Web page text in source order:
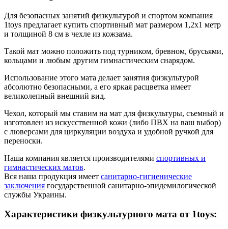
Для безопасных занятий физкультурой и спортом компания
1toys предлагает купить спортивный мат размером 1,2х1 метр
и толщиной 8 см в чехле из кожзама.
Такой мат можно положить под турником, бревном, брусьями,
кольцами и любым другим гимнастическим снарядом.
Использование этого мата делает занятия физкультурой
абсолютно безопасными, а его яркая расцветка имеет
великолепный внешний вид.
Чехол, который мы ставим на мат для физкультуры, съемный и
изготовлен из искусственной кожи (либо ПВХ на ваш выбор)
с люверсами для циркуляции воздуха и удобной ручкой для
переноски.
Наша компания является производителями спортивных и
гимнастических матов.
Вся наша продукция имеет санитарно-гигиенические
заключения государственной санитарно-эпидемилогической
службы Украины.
Характеристики физкультурного мата от 1toys: